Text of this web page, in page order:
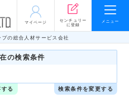
マイページ
センチュリー
に登録
メニュー
プの総合人材サービス会社
の検索条件
検索条件を変更する
る